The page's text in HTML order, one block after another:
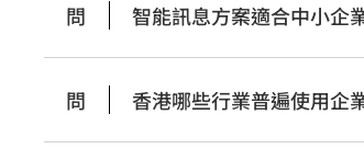
問 智能訊息方案適合中小企
問 香港哪些行業普遍使用企